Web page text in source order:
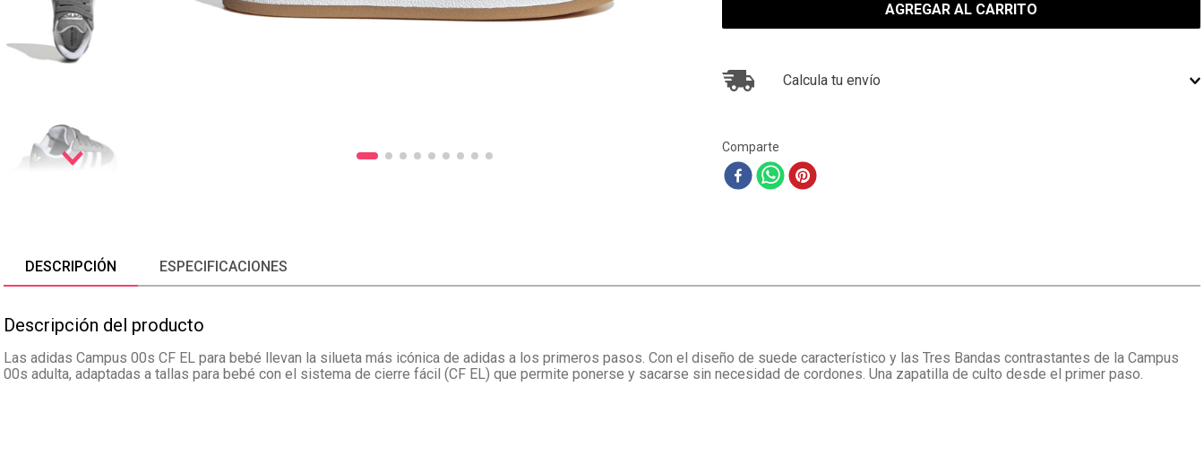
AGREGAR AL CARRITO
Calcula tu envío
Comparte
DESCRIPCIÓN ESPECIFICACIONES
Descripción del producto
Las adidas Campus 00s CF EL para bebé llevan la silueta más icónica de adidas a los primeros pasos. Con el diseño de suede característico y las Tres Bandas contrastantes de la Campus
00s adulta, adaptadas a tallas para bebé con el sistema de cierre fácil (CF EL) que permite ponerse y sacarse sin necesidad de cordones. Una zapatilla de culto desde el primer paso.